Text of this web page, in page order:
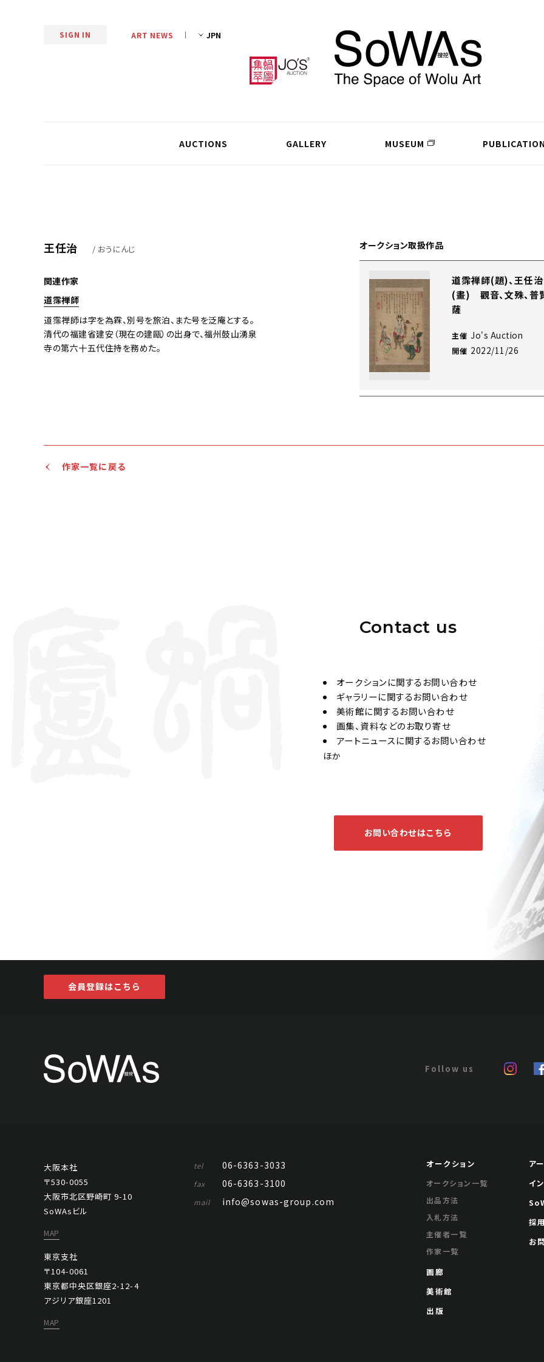
SIGN IN ART NEWS
AUCTIONS GALLERY MUSEUM
王任治 / おうにんじ
関連作家
道霈禅師
道霈禅師は字を為霖、別号を旅泊、また号を泛庵とする。
清代の福建省建安（現在の建甌）の出身で、福州鼓山湧泉
寺の第六十五代住持を務めた。
オークション取扱作品
道霈禅師(題)、王任治
(畫) 觀音、文殊、普
薩
主催 Jo's Auction
開催 2022/11/26
作家一覧に戻る
Contact us
オークションに関するお問い合わせ
ギャラリーに関するお問い合わせ
美術館に関するお問い合わせ
画集、資料などのお取り寄せ
アートニュースに関するお問い合わせ
ほか
お問い合わせはこちら
会員登録はこちら
大阪本社
〒530-0055
大阪市北区野崎町 9-10
SoWAsビル
MAP
東京支社
〒104-0061
東京都中央区銀座2-12-4
アジリア銀座1201
MAP
tel 06-6363-3033
fax 06-6363-3100
mail info@sowas-group.com
オークション
オークション一覧
出品方法
入札方法
主催者一覧
作家一覧
画廊
美術館
出版
ア
イ
採
お